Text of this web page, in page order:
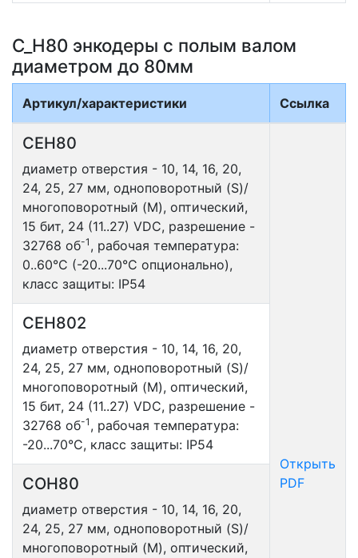
C_H80 энкодеры с полым валом
диаметром до 80мм
Артикул/характеристики Ссылка
CEH80
диаметр отверстия - 10, 14, 16, 20,
24, 25, 27 мм, одноповоротный (S)/
многоповоротный (M), оптический,
15 бит, 24 (11..27) VDC, разрешение -
32768 об-1 , рабочая температура:
0..60°С (-20...70°С опционально),
класс защиты: IP54
Открыть
PDF
CEH802
диаметр отверстия - 10, 14, 16, 20,
24, 25, 27 мм, одноповоротный (S)/
многоповоротный (M), оптический,
15 бит, 24 (11..27) VDC, разрешение -
32768 об-1 , рабочая температура:
-20...70°С, класс защиты: IP54
COH80
диаметр отверстия - 10, 14, 16, 20,
24, 25, 27 мм, одноповоротный (S)/
многоповоротный (M), оптический,